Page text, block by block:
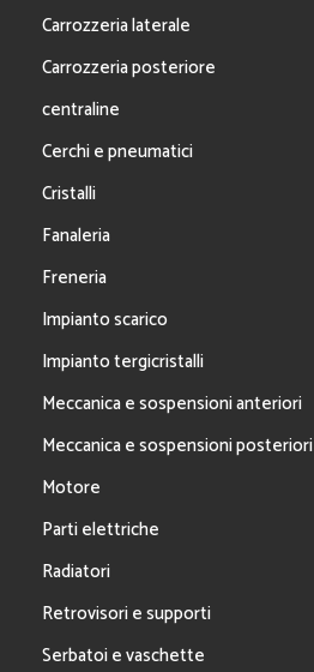
Carrozzeria laterale
Carrozzeria posteriore
centraline
Cerchi e pneumatici
Cristalli
Fanaleria
Freneria
Impianto scarico
Impianto tergicristalli
Meccanica e sospensioni anteriori
Meccanica e sospensioni posteriori
Motore
Parti elettriche
Radiatori
Retrovisori e supporti
Serbatoi e vaschette